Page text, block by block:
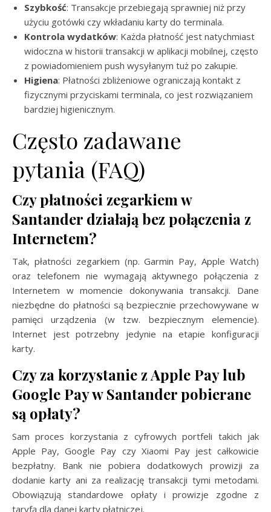
Szybkość: Transakcje przebiegają sprawniej niż przy
użyciu gotówki czy wkładaniu karty do terminala.
Kontrola wydatków: Każda płatność jest natychmiast
widoczna w historii transakcji w aplikacji mobilnej, często
z powiadomieniem push wysyłanym tuż po zakupie.
Higiena: Płatności zbliżeniowe ograniczają kontakt z
fizycznymi przyciskami terminala, co jest rozwiązaniem
bardziej higienicznym.
Często zadawane
pytania (FAQ)
Czy płatności zegarkiem w
Santander działają bez połączenia z
Internetem?
Tak, płatności zegarkiem (np. Garmin Pay, Apple Watch)
oraz telefonem nie wymagają aktywnego połączenia z
Internetem w momencie dokonywania transakcji. Dane
niezbędne do płatności są bezpiecznie przechowywane w
pamięci urządzenia (w tzw. bezpiecznym elemencie).
Internet jest potrzebny jedynie na etapie konfiguracji
karty.
Czy za korzystanie z Apple Pay lub
Google Pay w Santander pobierane
są opłaty?
Sam proces korzystania z cyfrowych portfeli takich jak
Apple Pay, Google Pay czy Xiaomi Pay jest całkowicie
bezpłatny. Bank nie pobiera dodatkowych prowizji za
dodanie karty ani za realizację transakcji tymi metodami.
Obowiązują standardowe opłaty i prowizje zgodne z
taryfą dla danej karty płatniczej.